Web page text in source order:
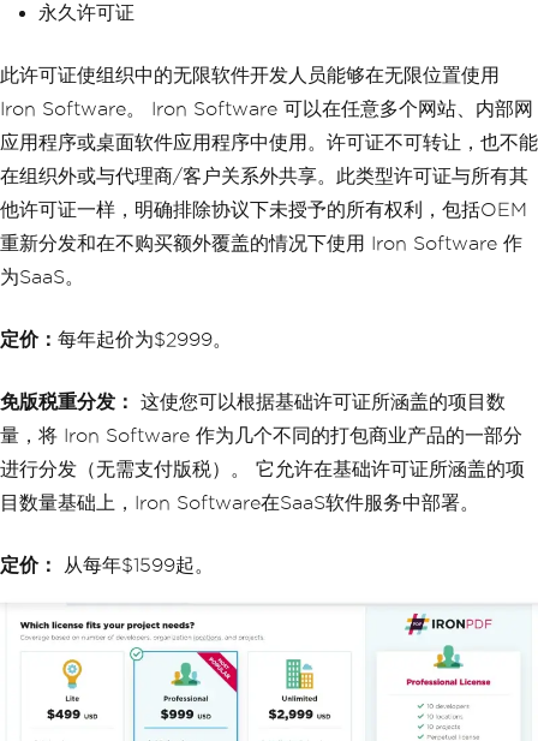
永久许可证
此许可证使组织中的无限软件开发人员能够在无限位置使用
Iron Software。 Iron Software 可以在任意多个网站、内部网
应用程序或桌面软件应用程序中使用。许可证不可转让，也不能
在组织外或与代理商/客户关系外共享。此类型许可证与所有其
他许可证一样，明确排除协议下未授予的所有权利，包括OEM
重新分发和在不购买额外覆盖的情况下使用 Iron Software 作
为SaaS。
定价： 每年起价为$2999。
免版税重分发：
这使您可以根据基础许可证所涵盖的项目数
量，将 Iron Software 作为几个不同的打包商业产品的一部分
进行分发（无需支付版税）。 它允许在基础许可证所涵盖的项
目数量基础上，Iron Software在SaaS软件服务中部署。
定价： 从每年$1599起。